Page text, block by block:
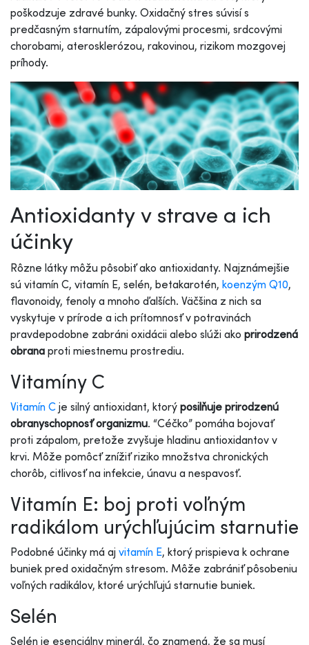
poškodzuje zdravé bunky. Oxidačný stres súvisí s
predčasným starnutím, zápalovými procesmi, srdcovými
chorobami, aterosklerózou, rakovinou, rizikom mozgovej
príhody.
Antioxidanty v strave a ich
účinky
Rôzne látky môžu pôsobiť ako antioxidanty. Najznámejšie
sú vitamín C, vitamín E, selén, betakarotén, koenzým Q10,
flavonoidy, fenoly a mnoho ďalších. Väčšina z nich sa
vyskytuje v prírode a ich prítomnosť v potravinách
pravdepodobne zabráni oxidácii alebo slúži ako prirodzená
obrana proti miestnemu prostrediu.
Vitamíny C
Vitamín C je silný antioxidant, ktorý posilňuje prirodzenú
obranyschopnosť organizmu. “Céčko” pomáha bojovať
proti zápalom, pretože zvyšuje hladinu antioxidantov v
krvi. Môže pomôcť znížiť riziko množstva chronických
chorôb, citlivosť na infekcie, únavu a nespavosť.
Vitamín E: boj proti voľným
radikálom urýchľujúcim starnutie
Podobné účinky má aj vitamín E, ktorý prispieva k ochrane
buniek pred oxidačným stresom. Môže zabrániť pôsobeniu
voľných radikálov, ktoré urýchľujú starnutie buniek.
Selén
Selén je esenciálny minerál, čo znamená, že sa musí